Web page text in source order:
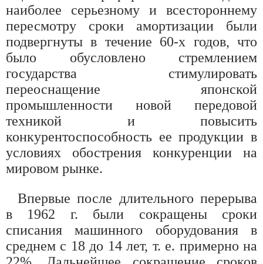
наиболее серьезному и всестороннему
пересмотру сроки амортизации были
подвергнуты в течение 60-х годов, что
было обусловлено стремлением
государства стимулировать
переоснащение японской
промышленности новой передовой
техникой и повысить
конкурентоспособность ее продукции в
условиях обострения конкуренции на
мировом рынке.
Впервые после длительного перерыва
в 1962 г. были сокращены сроки
списания машинного оборудования в
среднем с 18 до 14 лет, т. е. примерно на